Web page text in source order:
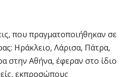
που πραγματοποιήθηκαν σε
Ηράκλειο, Λάρισα, Πάτρα,
στην Αθήνα, έφεραν στο ίδιο
εκπροσώπους